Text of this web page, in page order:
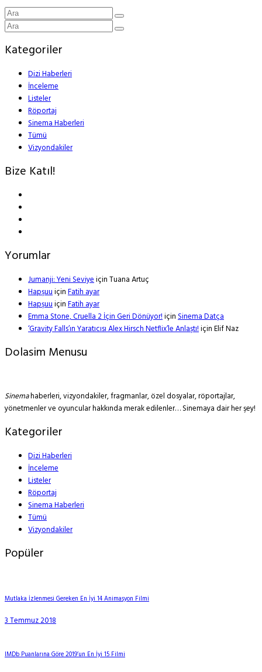
Kategoriler
Dizi Haberleri
İnceleme
Listeler
Röportaj
Sinema Haberleri
Tümü
Vizyondakiler
Bize Katıl!
Yorumlar
Jumanji: Yeni SeviyeiçinTuana Artuç
HapşuuiçinFatih ayar
HapşuuiçinFatih ayar
Emma Stone, Cruella 2 İçin Geri Dönüyor!içinSinema Datça
‘Gravity Falls’ın Yaratıcısı Alex Hirsch Netflix’le Anlaştı!içinElif Naz
Dolasim Menusu
Sinemahaberleri, vizyondakiler, fragmanlar, özel dosyalar, röportajlar,
yönetmenler ve oyuncular hakkında merak edilenler… Sinemaya dair her şey!
Kategoriler
Dizi Haberleri
İnceleme
Listeler
Röportaj
Sinema Haberleri
Tümü
Vizyondakiler
Popüler
Mutlaka İzlenmesi Gereken En İyi 14 Animasyon Filmi
3 Temmuz 2018
IMDb Puanlarına Göre 2019’un En İyi 15 Filmi